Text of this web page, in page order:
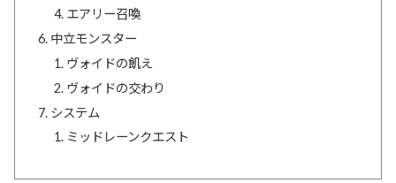
エアリー召喚
中立モンスター
ヴォイドの飢え
ヴォイドの交わり
システム
ミッドレーンクエスト